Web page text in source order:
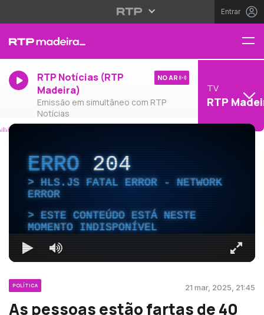
Entrar
RTP Notícias (RTP
Madeira)
Emissão em simultâneo com RTP
Notícias
NO AR
TV
RTP
ERRO204
HLS.JS FATAL ERROR - NETWORK
ERROR
ESTE CONTEÚDO ESTÁ NESTE
MOMENTO INDISPONÍVEL
POLÍTICA 21 mar, 2025, 21:45
As pessoas estão fartas de 40